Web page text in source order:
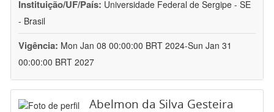
Instituição/UF/País: Universidade Federal de Sergipe - SE
- Brasil
Vigência: Mon Jan 08 00:00:00 BRT 2024-Sun Jan 31
00:00:00 BRT 2027
Abelmon da Silva Gesteira